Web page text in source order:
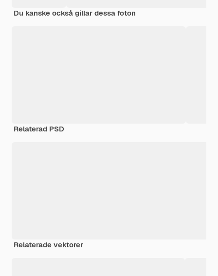
Du kanske också gillar dessa foton
Relaterad PSD
Relaterade vektorer